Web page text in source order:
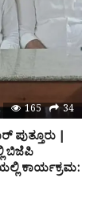
165 34
ಪುತ್ತೂರು |
ಬಿಜೆಪಿ
ಕಾರ್ಯಕ್ರಮ: